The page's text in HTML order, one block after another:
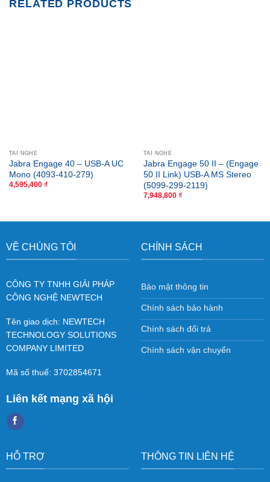
RELATED PRODUCTS
TAI NGHE
Jabra Engage 40 – USB-A UC
Mono (4093-410-279)
4,595,400 ₫
TAI NGHE
Jabra Engage 50 II – (Engage
50 II Link) USB-A MS Stereo
(5099-299-2119)
7,948,800 ₫
VỀ CHÚNG TÔI
CÔNG TY TNHH GIẢI PHÁP
CÔNG NGHỆ NEWTECH
Tên giao dịch: NEWTECH
TECHNOLOGY SOLUTIONS
COMPANY LIMITED
Mã số thuế: 3702854671
Liên kết mạng xã hội
CHÍNH SÁCH
Bảo mật thông tin
Chính sách bảo hành
Chính sách đổi trả
Chính sách vận chuyển
HỖ TRỢ THÔNG TIN LIÊN HỆ